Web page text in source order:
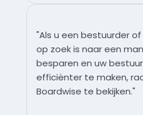
"Als u een bestuurder
op zoek is naar een
besparen en uw
efficiënter te maken,
Boardwise te bekijken."